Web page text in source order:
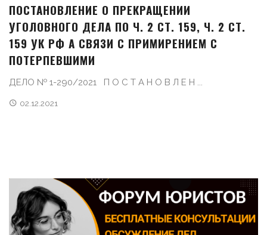
ПОСТАНОВЛЕНИЕ О ПРЕКРАЩЕНИИ
УГОЛОВНОГО ДЕЛА ПО Ч. 2 СТ. 159, Ч. 2 СТ.
159 УК РФ А СВЯЗИ С ПРИМИРЕНИЕМ С
ПОТЕРПЕВШИМИ
ДЕЛО № 1-290/2021 П О С Т А Н О В Л Е Н ...
02.12.2021